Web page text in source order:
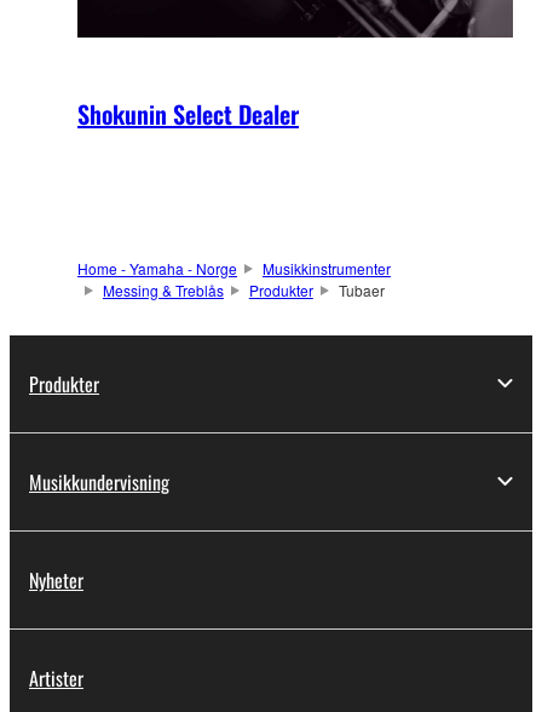
Shokunin Select Dealer
Home - Yamaha - Norge
Musikkinstrumenter
Messing & Treblås
Produkter Tubaer
Produkter
Musikkundervisning
Nyheter
Artister